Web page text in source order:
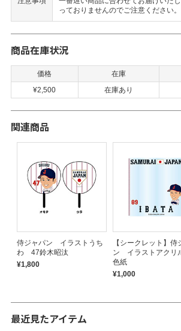
っておりませんのでご注意ください。
商品在庫状況
価格 在庫
¥2,500
在庫あり
関連商品
侍ジャパン イラストうち
わ 47鈴木昭汰
¥1,800
【シークレット】侍
ン イラストアクリ
色紙
¥1,000
最近見たアイテム